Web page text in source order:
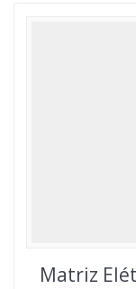
Matriz